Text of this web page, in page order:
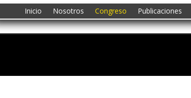
Inicio Nosotros Congreso Publicaciones